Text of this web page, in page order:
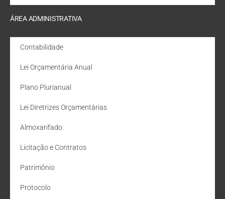
ÁREA ADMINISTRATIVA
Contabilidade
Lei Orçamentária Anual
Plano Plurianual
Lei Diretrizes Orçamentárias
Almoxarifado
Licitação e Contratos
Patrimônio
Protocolo